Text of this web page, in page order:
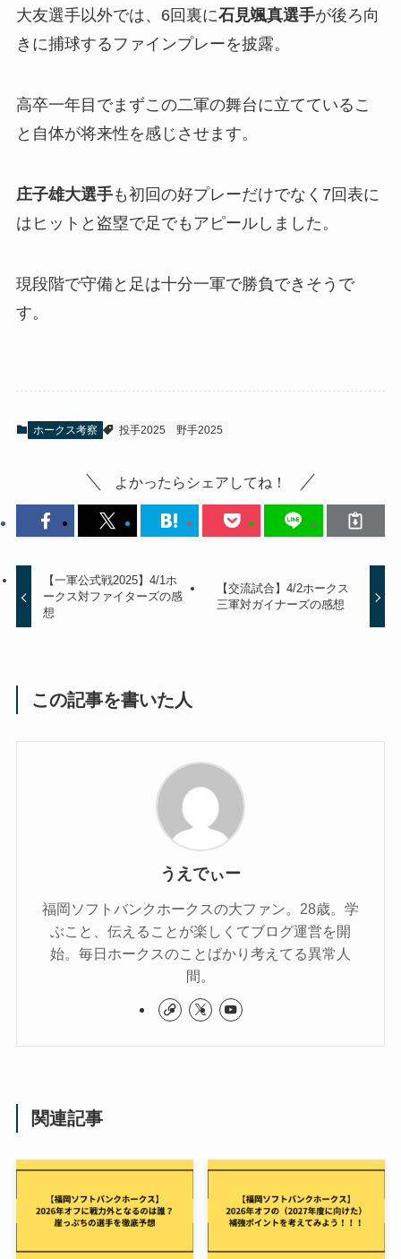
大友選手以外では、6回裏に石見颯真選手が後ろ向
きに捕球するファインプレーを披露。
高卒一年目でまずこの二軍の舞台に立てているこ
と自体が将来性を感じさせます。
庄子雄大選手も初回の好プレーだけでなく7回表に
はヒットと盗塁で足でもアピールしました。
現段階で守備と足は十分一軍で勝負できそうで
す。
ホークス考察 投手2025 野手2025
よかったらシェアしてね！
【一軍公式戦2025】4/1ホ
ークス対ファイターズの感
想
【交流試合】4/2ホークス
三軍対ガイナーズの感想
この記事を書いた人
うえでぃー
福岡ソフトバンクホークスの大ファン。28歳。学
ぶこと、伝えることが楽しくてブログ運営を開
始。毎日ホークスのことばかり考えてる異常人
間。
関連記事